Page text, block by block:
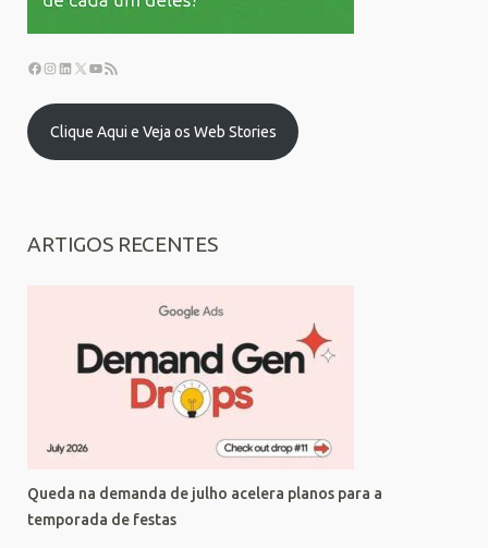
Clique Aqui e Veja os Web Stories
ARTIGOS RECENTES
Queda na demanda de julho acelera planos para a
temporada de festas